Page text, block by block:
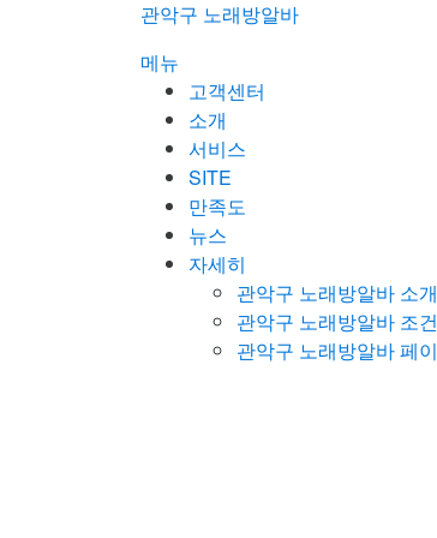
관악구 노래방알바
메뉴
고객센터
소개
서비스
SITE
만족도
뉴스
자세히
관악구 노래방알바 소개
관악구 노래방알바 조건
관악구 노래방알바 페이